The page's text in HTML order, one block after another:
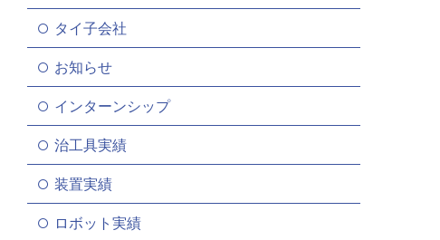
タイ子会社
お知らせ
インターンシップ
治工具実績
装置実績
ロボット実績